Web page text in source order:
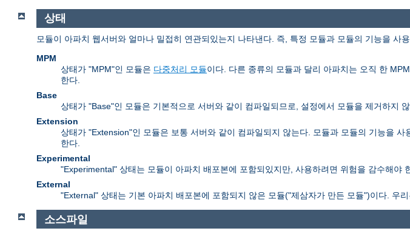
상태
모듈이 아파치 웹서버와 얼마나 밀접히 연관되있는지 나타낸다. 즉, 특정 모듈과 모듈의 기능을 사
MPM
상태가 "MPM"인 모듈은 다중처리 모듈이다. 다른 종류의 모듈과 달리 아파치는 오직 한
한다.
Base
상태가 "Base"인 모듈은 기본적으로 서버와 같이 컴파일되므로, 설정에서 모듈을 제거하지
Extension
상태가 "Extension"인 모듈은 보통 서버와 같이 컴파일되지 않는다. 모듈과 모듈의 기능을
한다.
Experimental
"Experimental" 상태는 모듈이 아파치 배포본에 포함되있지만, 사용하려면 위험을 감수해야
External
"External" 상태는 기본 아파치 배포본에 포함되지 않은 모듈("제삼자가 만든 모듈")이다. 우
소스파일